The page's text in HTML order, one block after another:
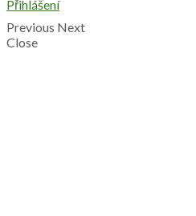
Přihlášení
Previous Next
Close